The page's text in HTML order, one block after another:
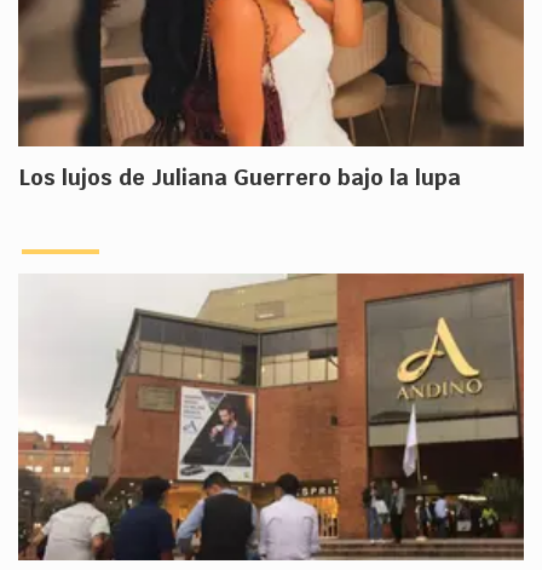
Los lujos de Juliana Guerrero bajo la lupa